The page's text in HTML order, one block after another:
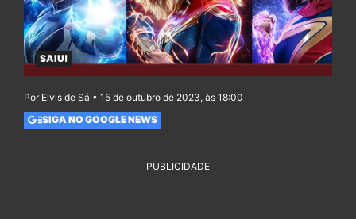
SAIU!
Por Elvis de Sá • 15 de outubro de 2023, às 18:00
SIGA NO GOOGLE NEWS
PUBLICIDADE